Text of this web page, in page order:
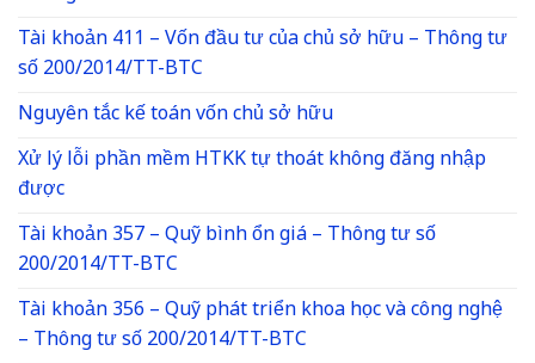
Tài khoản 411 – Vốn đầu tư của chủ sở hữu – Thông tư
số 200/2014/TT-BTC
Nguyên tắc kế toán vốn chủ sở hữu
Xử lý lỗi phần mềm HTKK tự thoát không đăng nhập
được
Tài khoản 357 – Quỹ bình ổn giá – Thông tư số
200/2014/TT-BTC
Tài khoản 356 – Quỹ phát triển khoa học và công nghệ
– Thông tư số 200/2014/TT-BTC